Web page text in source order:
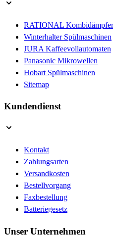
RATIONAL Kombidämpfer
Winterhalter Spülmaschinen
JURA Kaffeevollautomaten
Panasonic Mikrowellen
Hobart Spülmaschinen
Sitemap
Kundendienst
Kontakt
Zahlungsarten
Versandkosten
Bestellvorgang
Faxbestellung
Batteriegesetz
Unser Unternehmen